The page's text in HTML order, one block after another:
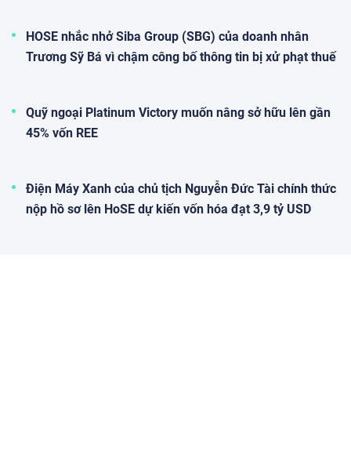
HOSE nhắc nhở Siba Group (SBG) của doanh nhân
Trương Sỹ Bá vì chậm công bố thông tin bị xử phạt thuế
Quỹ ngoại Platinum Victory muốn nâng sở hữu lên gần
45% vốn REE
Điện Máy Xanh của chủ tịch Nguyễn Đức Tài chính thức
nộp hồ sơ lên HoSE dự kiến vốn hóa đạt 3,9 tỷ USD